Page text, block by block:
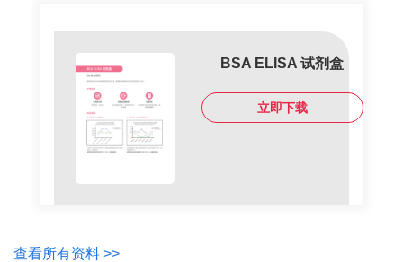
BSA ELISA 试剂盒
立即下载
查看所有资料 >>